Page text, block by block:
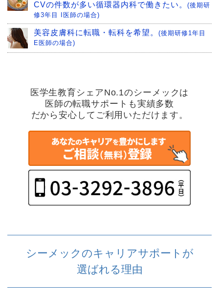
CVの件数が多い循環器内科で働きたい。(後期研
修3年目 I医師の場合)
美容皮膚科に転職・転科を希望。(後期研修1年目
E医師の場合)
医学生教育シェアNo.1のシーメックは
医師の転職サポートも実績多数
だから安心してご利用いただけます。
シーメックのキャリアサポートが
選ばれる理由